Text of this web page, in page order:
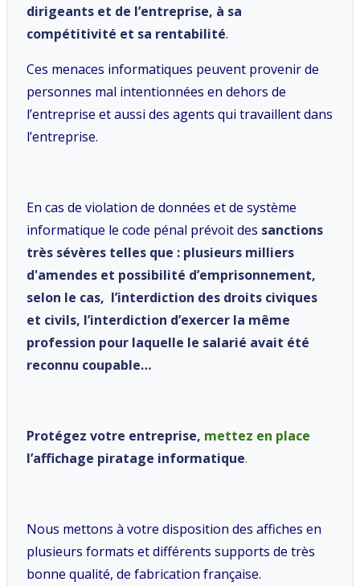
dirigeants et de l’entreprise, à sa
compétitivité et sa rentabilité.
Ces menaces informatiques peuvent provenir de
personnes mal intentionnées en dehors de
l’entreprise et aussi des agents qui travaillent dans
l’entreprise.
En cas de violation de données et de système
informatique le code pénal prévoit des sanctions
très sévères telles que : plusieurs milliers
d'amendes et possibilité d’emprisonnement,
selon le cas, l’interdiction des droits civiques
et civils, l’interdiction d’exercer la même
profession pour laquelle le salarié avait été
reconnu coupable…
Protégez votre entreprise, mettez en place
l’affichage piratage informatique.
Nous mettons à votre disposition des affiches en
plusieurs formats et différents supports de très
bonne qualité, de fabrication française.